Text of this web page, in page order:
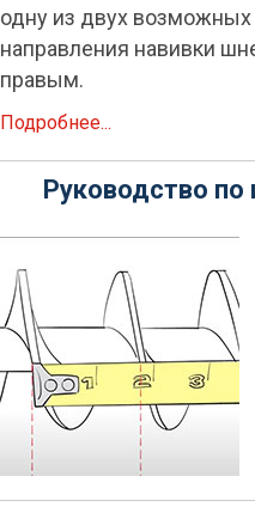
одну из двух возможных
направления навивки
правым.
Подробнее...
Руководство